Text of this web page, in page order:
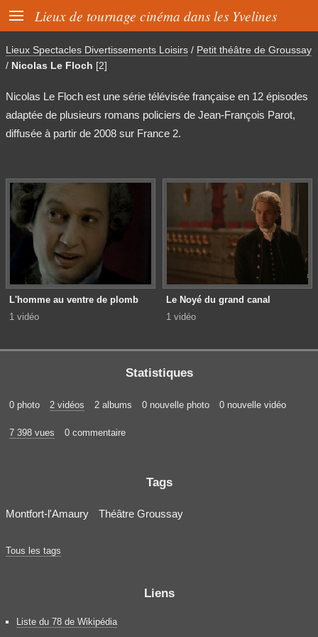
 Lieux de tournage cinéma dans les Yvelines
Lieux Spectacles Divertissements Loisirs / Petit théâtre de Groussay
/ Nicolas Le Floch [2]
Nicolas Le Floch est une série télévisée française en 12 épisodes
adaptée de plusieurs romans policiers de Jean-François Parot,
diffusée à partir de 2008 sur France 2.
L'homme au ventre de plomb
1 vidéo
Le Noyé du grand canal
1 vidéo
Statistiques
0 photo 2 vidéos 2 albums 0 nouvelle photo 0 nouvelle vidéo
7 398 vues 0 commentaire
Tags
Montfort-l'Amaury Théâtre Groussay
Tous les tags
Liens
Liste du 78 de Wikipédia